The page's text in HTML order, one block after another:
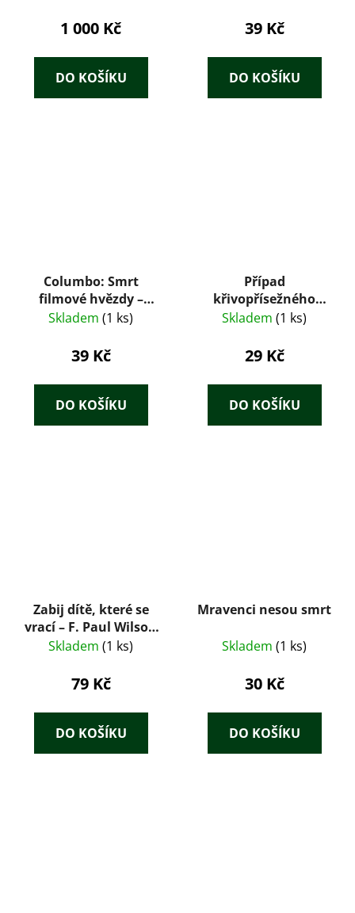
1 000 Kč
DO KOŠÍKU
39 Kč
DO KOŠÍKU
Columbo: Smrt
filmové hvězdy –
William Harrington
Skladem (1 ks)
39 Kč
DO KOŠÍKU
Případ
křivopřísežného
papouška
Skladem (1 ks)
29 Kč
DO KOŠÍKU
Zabij dítě, které se
vrací – F. Paul Wilson
(1994)
Skladem (1 ks)
79 Kč
DO KOŠÍKU
Mravenci nesou smrt
Skladem (1 ks)
30 Kč
DO KOŠÍKU